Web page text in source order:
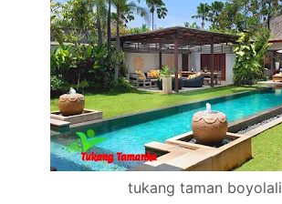
tukang taman boyolali